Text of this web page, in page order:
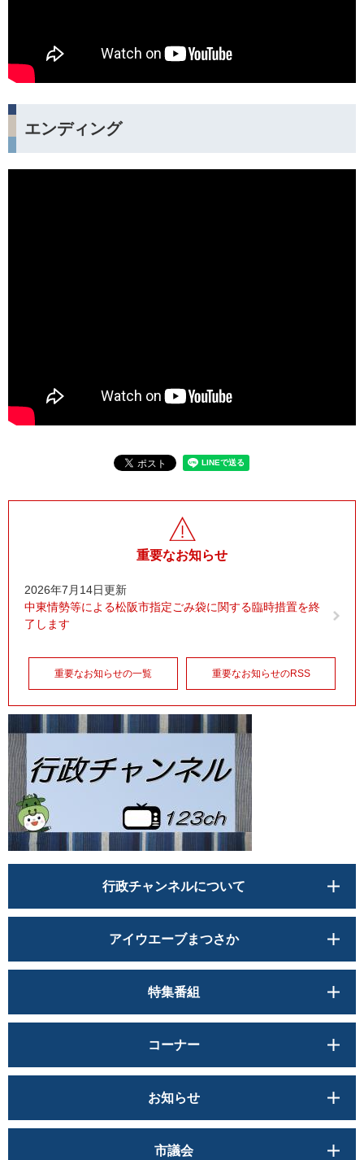
エンディング
重要なお知らせ
2026年7月14日更新
中東情勢等による松阪市指定ごみ袋に関する臨時措置を終
了します
重要なお知らせの一覧 重要なお知らせのRSS
行政チャンネルについて
アイウエーブまつさか
特集番組
コーナー
お知らせ
市議会